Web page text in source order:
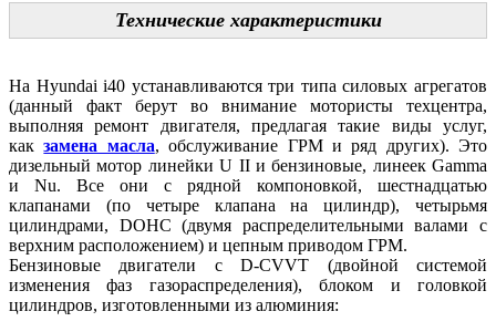
Технические характеристики
На Hyundai i40 устанавливаются три типа силовых агрегатов
(данный факт берут во внимание мотористы техцентра,
выполняя ремонт двигателя, предлагая такие виды услуг,
какзамена масла, обслуживание ГРМ и ряд других). Это
дизельный мотор линейки U II и бензиновые, линеек Gamma
и Nu. Все они с рядной компоновкой, шестнадцатью
клапанами (по четыре клапана на цилиндр), четырьмя
цилиндрами, DOHC (двумя распределительными валами с
верхним расположением) и цепным приводом ГРМ.
Бензиновые двигатели с D-CVVT (двойной системой
изменения фаз газораспределения), блоком и головкой
цилиндров, изготовленными из алюминия: